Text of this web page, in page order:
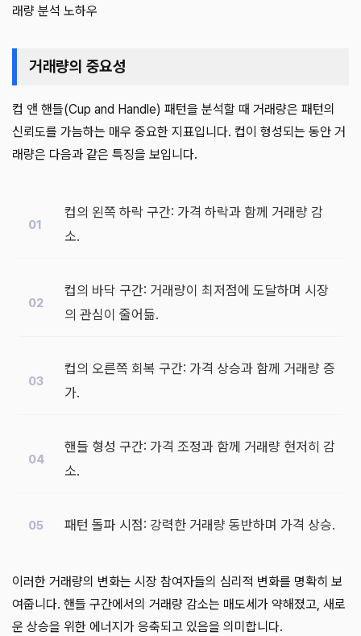
래량 분석 노하우
거래량의 중요성
컵 앤 핸들(Cup and Handle) 패턴을 분석할 때 거래량은 패턴의
신뢰도를 가늠하는 매우 중요한 지표입니다. 컵이 형성되는 동안 거
래량은 다음과 같은 특징을 보입니다.
컵의 왼쪽 하락 구간: 가격 하락과 함께 거래량 감
소.
컵의 바닥 구간: 거래량이 최저점에 도달하며 시장
의 관심이 줄어듦.
컵의 오른쪽 회복 구간: 가격 상승과 함께 거래량 증
가.
핸들 형성 구간: 가격 조정과 함께 거래량 현저히 감
소.
패턴 돌파 시점: 강력한 거래량 동반하며 가격 상승.
이러한 거래량의 변화는 시장 참여자들의 심리적 변화를 명확히 보
여줍니다. 핸들 구간에서의 거래량 감소는 매도세가 약해졌고, 새로
운 상승을 위한 에너지가 응축되고 있음을 의미합니다.